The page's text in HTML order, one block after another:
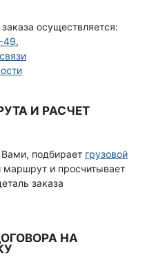
осуществляется:
49,
И РАСЧЕТ
подбирает грузовой
маршрут и просчитывает
заказа
НА